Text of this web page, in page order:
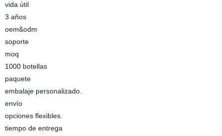
vida útil
3 años
oem&odm
soporte
moq
1000 botellas
paquete
embalaje personalizado.
envío
opciones flexibles.
tiempo de entrega